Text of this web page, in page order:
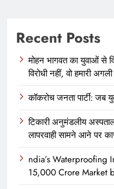
Recent Posts
मोहन भागवत का युवाओं से
विरोधी नहीं, वो हमारी अगली
कॉकरोच जनता पार्टी:
टिकारी अनुमंडलीय
लापरवाही सामने आने पर
ndia’s Waterproofing
15,000 Crore Market